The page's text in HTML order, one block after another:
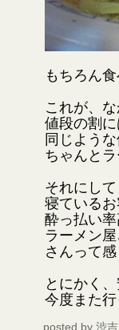
もちろん
これが、
値段の割
同じよう
ちゃんと
それにし
寝ている
酔っ払い
ラーメン
さんって
とにかく
今度また
posted by 渋吉